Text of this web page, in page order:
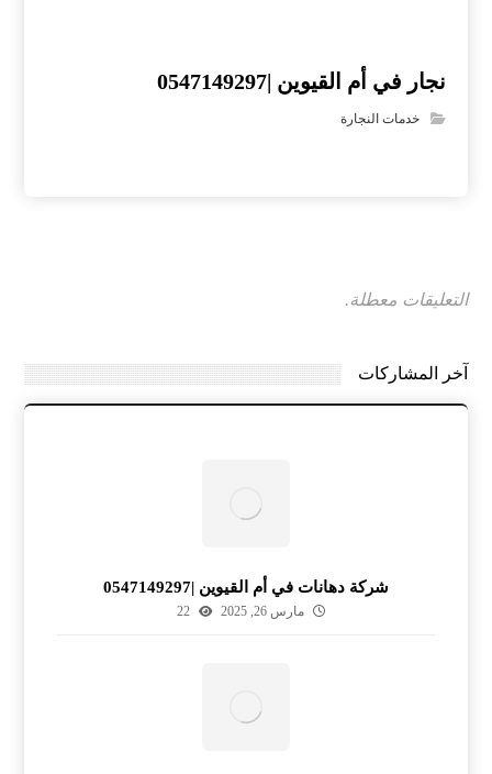
نجار في أم القيوين |0547149297
خدمات النجارة
التعليقات معطلة.
آخر المشاركات
شركة دهانات في أم القيوين |0547149297
مارس 26, 2025 22